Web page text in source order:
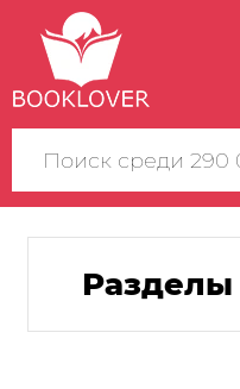
Поиск
по
сайту